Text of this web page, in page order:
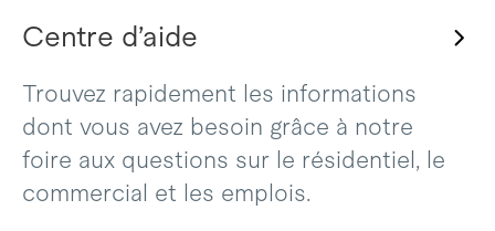
Centre d’aide
Trouvez rapidement les informations
dont vous avez besoin grâce à notre
foire aux questions sur le résidentiel, le
commercial et les emplois.